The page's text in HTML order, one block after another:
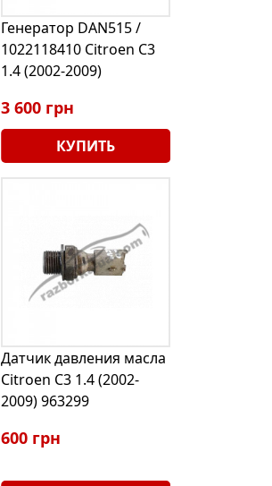
Генератор DAN515 /
1022118410 Citroen C3
1.4 (2002-2009)
3 600 грн
КУПИТЬ
Датчик давления масла
Citroen C3 1.4 (2002-
2009) 963299
600 грн